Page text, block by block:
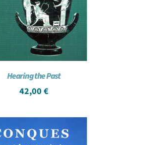
Hearing the Past
42,00 €